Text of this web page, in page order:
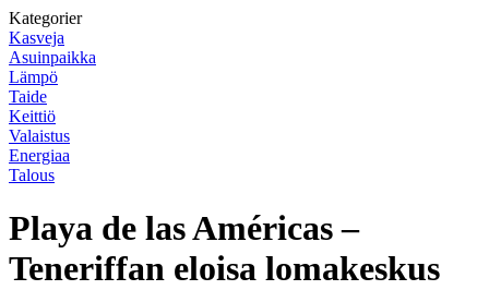
Kategorier
Kasveja
Asuinpaikka
Lämpö
Taide
Keittiö
Valaistus
Energiaa
Talous
Playa de las Américas –
Teneriffan eloisa lomakeskus